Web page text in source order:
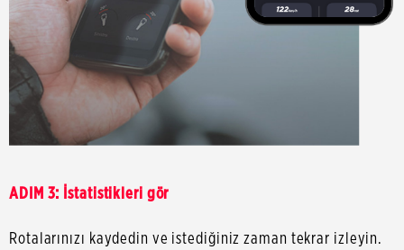
ADIM 3: İstatistikleri gör
Rotalarınızı kaydedin ve istediğiniz zaman tekrar izleyin.